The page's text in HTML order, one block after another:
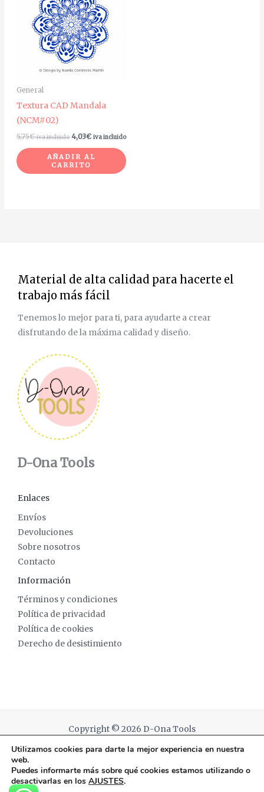
General
Textura CAD Mandala
(NCM#02)
5,75€ iva incluido 4,03€ iva incluido
AÑADIR AL
CARRITO
Material de alta calidad para hacerte el
trabajo más fácil
Tenemos lo mejor para ti, para ayudarte a crear
disfrutando de la máxima calidad y diseño.
D-Ona Tools
Enlaces
Envíos
Devoluciones
Sobre nosotros
Contacto
Información
Términos y condiciones
Política de privacidad
Política de cookies
Derecho de desistimiento
Copyright © 2026 D-Ona Tools
Powered by D-Ona Tools
Utilizamos cookies para darte la mejor experiencia en nuestra
web.
Puedes informarte más sobre qué cookies estamos utilizando o
desactivarlas en los AJUSTES.